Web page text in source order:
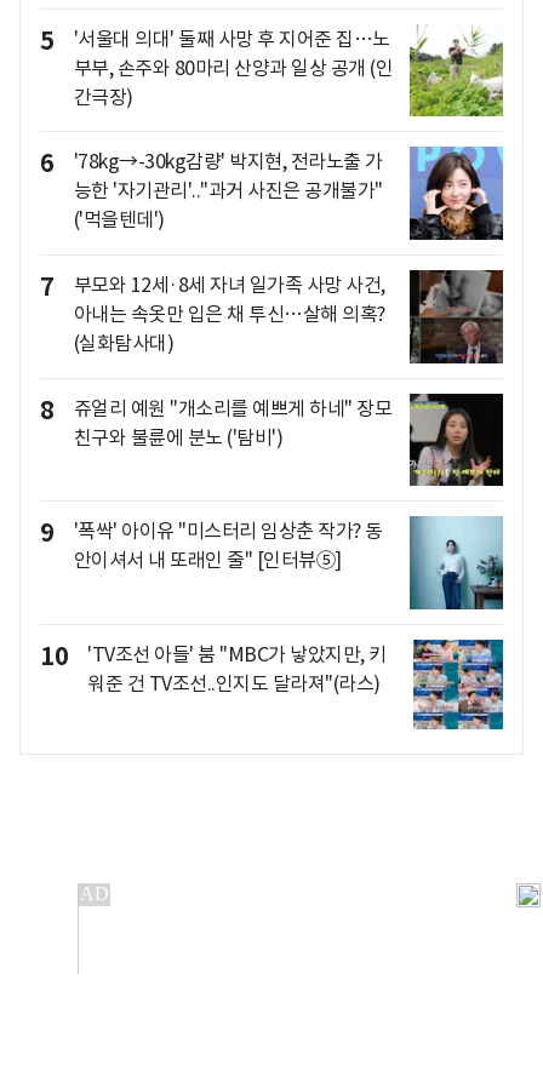
5
'서울대 의대' 둘째 사망 후 지어준 집…노
부부, 손주와 80마리 산양과 일상 공개 (인
간극장)
6
'78kg→-30kg감량' 박지현, 전라노출 가
능한 '자기관리'.."과거 사진은 공개불가"
('먹을텐데')
7
부모와 12세·8세 자녀 일가족 사망 사건,
아내는 속옷만 입은 채 투신…살해 의혹?
(실화탐사대)
8
쥬얼리 예원 "개소리를 예쁘게 하네" 장모
친구와 불륜에 분노 ('탐비')
9
'폭싹' 아이유 "미스터리 임상춘 작가? 동
안이셔서 내 또래인 줄" [인터뷰⑤]
10
'TV조선 아들' 붐 "MBC가 낳았지만, 키
워준 건 TV조선..인지도 달라져"(라스)